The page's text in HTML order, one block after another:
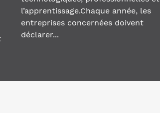
l’apprentissage.Chaque année, les
entreprises concernées doivent
déclarer...